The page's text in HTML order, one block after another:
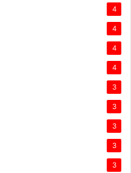
4
4
4
4
3
3
3
3
3